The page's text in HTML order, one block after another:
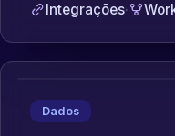
Integrações·
Dados